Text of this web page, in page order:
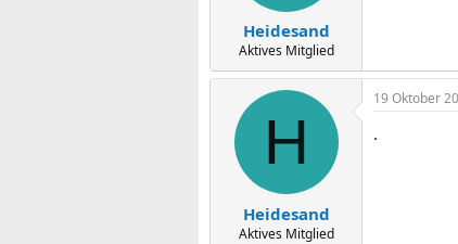
Heidesand
Aktives Mitglied
H
Heidesand
Aktives Mitglied
19 Oktober
.